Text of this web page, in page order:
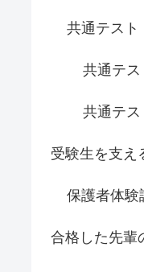
共通テスト
共通テ
共通テ
受験生を支え
保護者体験
合格した先輩